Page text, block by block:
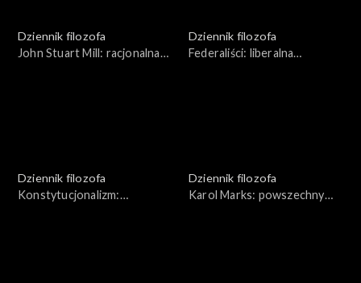
Dziennik filozofa
John Stuart Mill: racjonalna
Dziennik filozofa
Federaliści: liberalna
Dziennik filozofa
Konstytucjonalizm:
Dziennik filozofa
Karol Marks: powszechny